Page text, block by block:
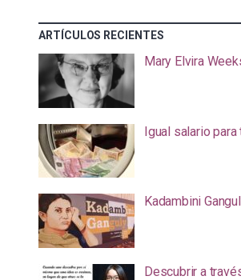
ARTÍCULOS RECIENTES
Mary Elvira
Igual salario
Kadambini
Descubrir a